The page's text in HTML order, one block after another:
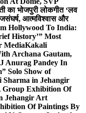
का भोजपुरी लोकगीत ‘लव
संघर्ष, आत्मविश्वास और
Hollywood To India:
History’” Most
MediaKakali
Archana Gautam,
Anurag Pandey In
Solo Show of
Sharma in Jehangir
Group Exhibition Of
Jehangir Art
Of Paintings By